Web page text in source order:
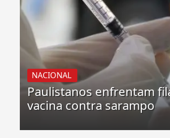
NACIONAL
Paulistanos enfrentam
vacina contra sarampo